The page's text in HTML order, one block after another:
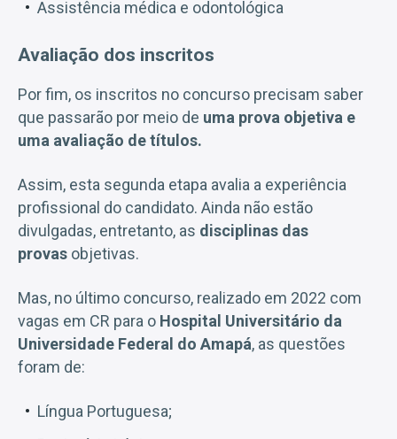
Assistência médica e odontológica
Avaliação dos inscritos
Por fim, os inscritos no concurso precisam saber
que passarão por meio de uma prova objetiva e
uma avaliação de títulos.
Assim, esta segunda etapa avalia a experiência
profissional do candidato. Ainda não estão
divulgadas, entretanto, as disciplinas das
provas objetivas.
Mas, no último concurso, realizado em 2022 com
vagas em CR para o Hospital Universitário da
Universidade Federal do Amapá, as questões
foram de:
Língua Portuguesa;